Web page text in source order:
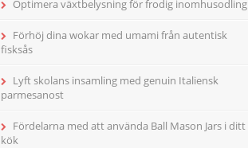
Optimera växtbelysning för frodig inomhusodling
Förhöj dina wokar med umami från autentisk
fisksås
Lyft skolans insamling med genuin Italiensk
parmesanost
Fördelarna med att använda Ball Mason Jars i ditt
kök